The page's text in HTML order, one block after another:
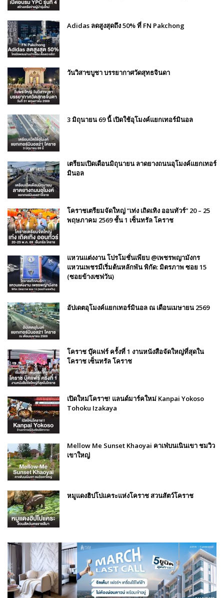
Adidas ลดสูงสุดถึง 50% ที่ FN Pakchong
วันวิสาขบูชา บรรยากาศวัดสุทธจินดา
3 มิถุนายน 69 นี้ เปิดใช้อุโมงค์แยกเทอร์มินอล
เตรียมเปิดเดือนมิถุนายน ลาดยางถนนอุโมงค์แยกเทอร์
มินอล
โคราชเตรียมจัดใหญ่ “เท่ง เถิดเทิง ออนทัวร์” 20 – 25
พฤษภาคม 2569 ชั้น 1 เซ็นทรัล โคราช
แหวนแต่งงาน โปรโมชั่นเพียบ @เพชรพญามังกร
แหวนเพชรมีเริ่มต้นหลักพัน พิกัด: มิตรภาพ ซอย 15
(ซอยข้างเซฟวัน)
อัปเดตอุโมงค์แยกเทอร์มินอล ณ เดือนเมษายน 2569
โคราช บุ๊คแฟร์​ ครั้งที่​ 1 งานหนังสือจัดใหญ่ที่สุดใน
โคราช เซ็นทรัล โคราช
เปิดใหม่โคราช! แลนด์มาร์คใหม่ Kanpai Yokoso
Tohoku Izakaya
Mellow Me Sunset Khaoyai คาเฟ่บนเนินเขา ชมวิว
เขาใหญ่
หมูแดงฮิปโปแคระแห่งโคราช สวนสัตว์โคราช